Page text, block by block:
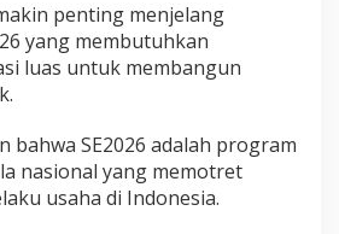
penting menjelang
yang membutuhkan
luas untuk membangun
bahwa SE2026 adalah program
nasional yang memotret
usaha di Indonesia.